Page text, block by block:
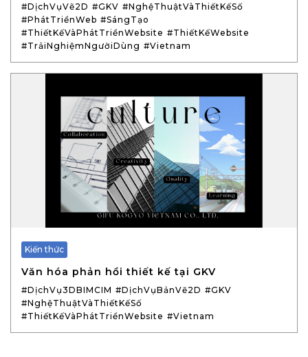
#DịchVụVẽ2D #GKV #NghệThuậtVàThiếtKếSố
#PhátTriểnWeb #SángTạo
#ThiếtKếVàPhátTriểnWebsite #ThiếtKếWebsite
#TrảiNghiệmNgườiDùng #Vietnam
Kiến thức
Văn hóa phản hồi thiết kế tại GKV
#DịchVụ3DBIMCIM #DịchVụBảnVẽ2D #GKV
#NghệThuậtVàThiếtKếSố
#ThiếtKếVàPhátTriểnWebsite #Vietnam